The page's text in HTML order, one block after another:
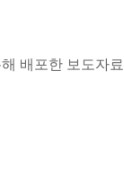
해 배포한 보도자